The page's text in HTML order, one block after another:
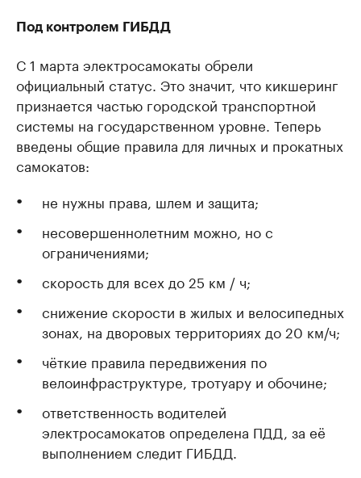
Под контролем ГИБДД
С 1 марта электросамокаты обрели
официальный статус. Это значит, что кикшеринг
признается частью городской транспортной
системы на государственном уровне. Теперь
введены общие правила для личных и прокатных
самокатов:
не нужны права, шлем и защита;
несовершеннолетним можно, но с
ограничениями;
скорость для всех до 25 км / ч;
снижение скорости в жилых и велосипедных
зонах, на дворовых территориях до 20 км/ч;
чёткие правила передвижения по
велоинфраструктуре, тротуару и обочине;
ответственность водителей
электросамокатов определена ПДД, за её
выполнением следит ГИБДД.